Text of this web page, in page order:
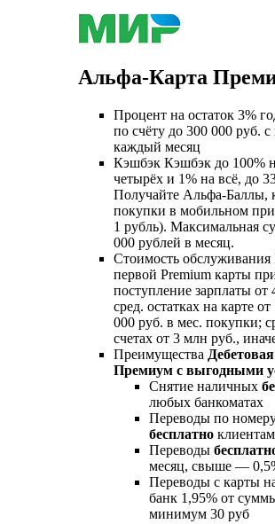
Альфа-Карта
Процент на остаток 3%
по счёту до 300 000 руб.
каждый месяц
Кэшбэк Кэшбэк до 100%
четырёх и 1% на всё, до
Получайте Альфа-Баллы,
покупки в мобильном
1 рубль). Максимальная
000 рублей в месяц.
Стоимость обслуживания
первой Premium карты
поступление зарплаты от
сред. остатках на карте
000 руб. в мес. покупки;
счетах от 3 млн руб.,
Преимущества
Премиум с выгодными
Снятие наличных
любых банкоматах
Переводы по
бесплатно
Переводы
месяц, свыше —
Переводы с карты
банк 1,95% от
минимум 30 руб